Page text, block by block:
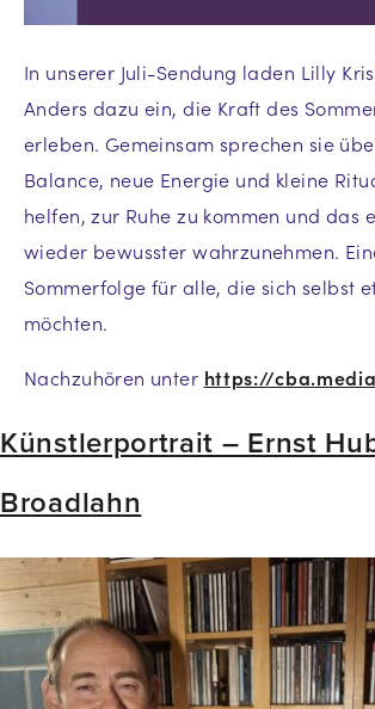
In unserer Juli-Sendung laden Lilly
Anders dazu ein, die Kraft des
erleben. Gemeinsam sprechen sie
Balance, neue Energie und kleine
helfen, zur Ruhe zu kommen und das
wieder bewusster wahrzunehmen.
Sommerfolge für alle, die sich selbst
möchten.
Nachzuhören unter https://
Künstlerportrait – Ernst
Broadlahn